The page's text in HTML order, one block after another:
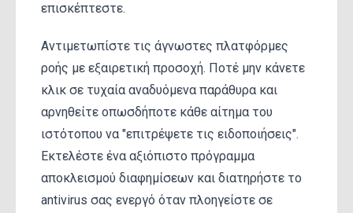
επισκέπτεστε.
Αντιμετωπίστε τις άγνωστες πλατφόρμες
ροής με εξαιρετική προσοχή. Ποτέ μην κάνετε
κλικ σε τυχαία αναδυόμενα παράθυρα και
αρνηθείτε οπωσδήποτε κάθε αίτημα του
ιστότοπου να "επιτρέψετε τις ειδοποιήσεις".
Εκτελέστε ένα αξιόπιστο πρόγραμμα
αποκλεισμού διαφημίσεων και διατηρήστε το
antivirus σας ενεργό όταν πλοηγείστε σε